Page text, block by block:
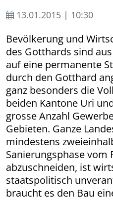
13.01.2015 | 10:30
Bevölkerung und
des Gotthards sind
auf eine permanente
durch den Gotthard
ganz besonders die
beiden Kantone Uri
grosse Anzahl
Gebieten. Ganze
mindestens
Sanierungsphase vom
abzuschneiden, ist
staatspolitisch
braucht es den Bau